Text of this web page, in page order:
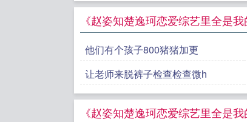
行榜
种方
邓景
《赵姿知楚逸珂恋爱综艺里全是
他们有个孩子800猪猪加更
让老师来脱裤子检查检查微h
《赵姿知楚逸珂恋爱综艺里全是